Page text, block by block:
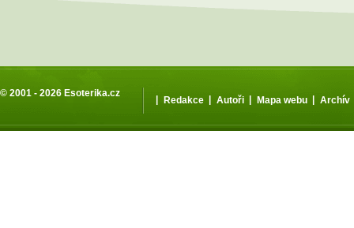
© 2001 - 2026 Esoterika.cz
| Redakce | Autoři | Mapa webu | Archív